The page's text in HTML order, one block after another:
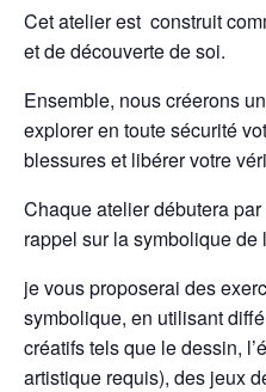
Cet atelier est construit
et de découverte de soi.
Ensemble, nous créerons
explorer en toute sécurité
blessures et libérer votre
Chaque atelier débutera
rappel sur la symbolique de
je vous proposerai des
symbolique, en utilisant
créatifs tels que le dessin,
artistique requis), des jeux